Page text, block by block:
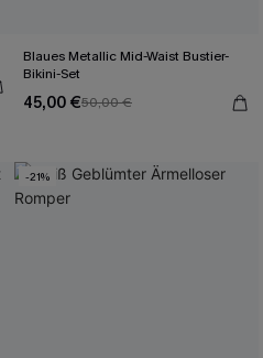
Blaues Metallic Mid-Waist Bustier-
Bikini-Set
45,00 €50,00 €
-21%